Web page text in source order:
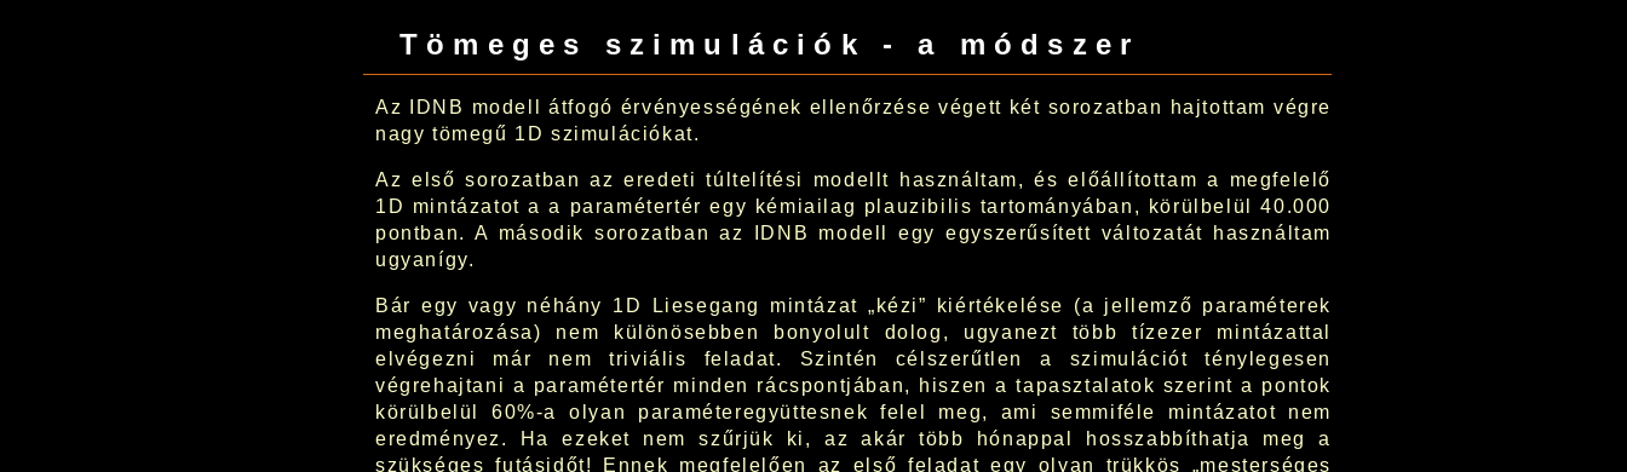
Tömeges szimulációk - a módszer
Az IDNB modell átfogó érvényességének ellenőrzése végett két sorozatban hajtottam végre
nagy tömegű 1D szimulációkat.
Az első sorozatban az eredeti túltelítési modellt használtam, és előállítottam a megfelelő
1D mintázatot a a paramétertér egy kémiailag plauzibilis tartományában, körülbelül 40.000
pontban. A második sorozatban az IDNB modell egy egyszerűsített változatát használtam
ugyanígy.
Bár egy vagy néhány 1D Liesegang mintázat „kézi” kiértékelése (a jellemző paraméterek
meghatározása) nem különösebben bonyolult dolog, ugyanezt több tízezer mintázattal
elvégezni már nem triviális feladat. Szintén célszerűtlen a szimulációt ténylegesen
végrehajtani a paramétertér minden rácspontjában, hiszen a tapasztalatok szerint a pontok
körülbelül 60%-a olyan paraméteregyüttesnek felel meg, ami semmiféle mintázatot nem
eredményez. Ha ezeket nem szűrjük ki, az akár több hónappal hosszabbíthatja meg a
szükséges futásidőt! Ennek megfelelően az első feladat egy olyan trükkös „mesterséges